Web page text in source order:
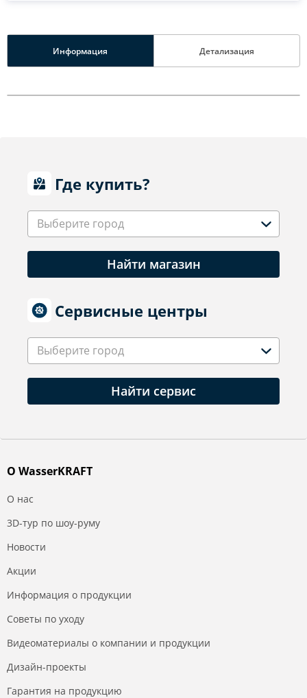
Информация Детализация
Где купить?
Выберите город
Найти магазин
Сервисные центры
Выберите город
Найти сервис
О WasserKRAFT
О нас
3D-тур по шоу-руму
Новости
Акции
Информация о продукции
Советы по уходу
Видеоматериалы о компании и продукции
Дизайн-проекты
Гарантия на продукцию